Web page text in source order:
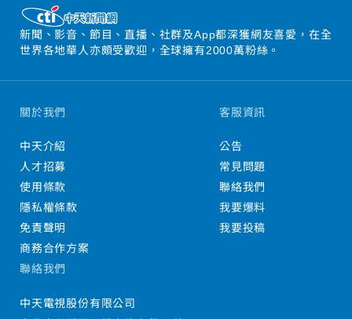
新聞、影音、節目、直播、社群及App都深獲網友喜愛，在全
世界各地華人亦頗受歡迎，全球擁有2000萬粉絲。
關於我們
中天介紹
人才招募
使用條款
隱私權條款
免責聲明
商務合作方案
客服資訊
公告
常見問題
聯絡我們
我要爆料
我要投稿
聯絡我們
中天電視股份有限公司